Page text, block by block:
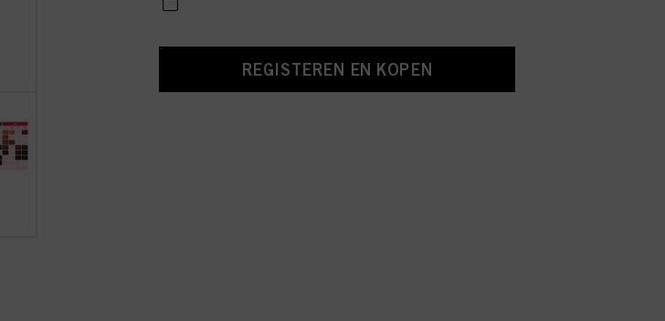
REGISTEREN EN KOPEN